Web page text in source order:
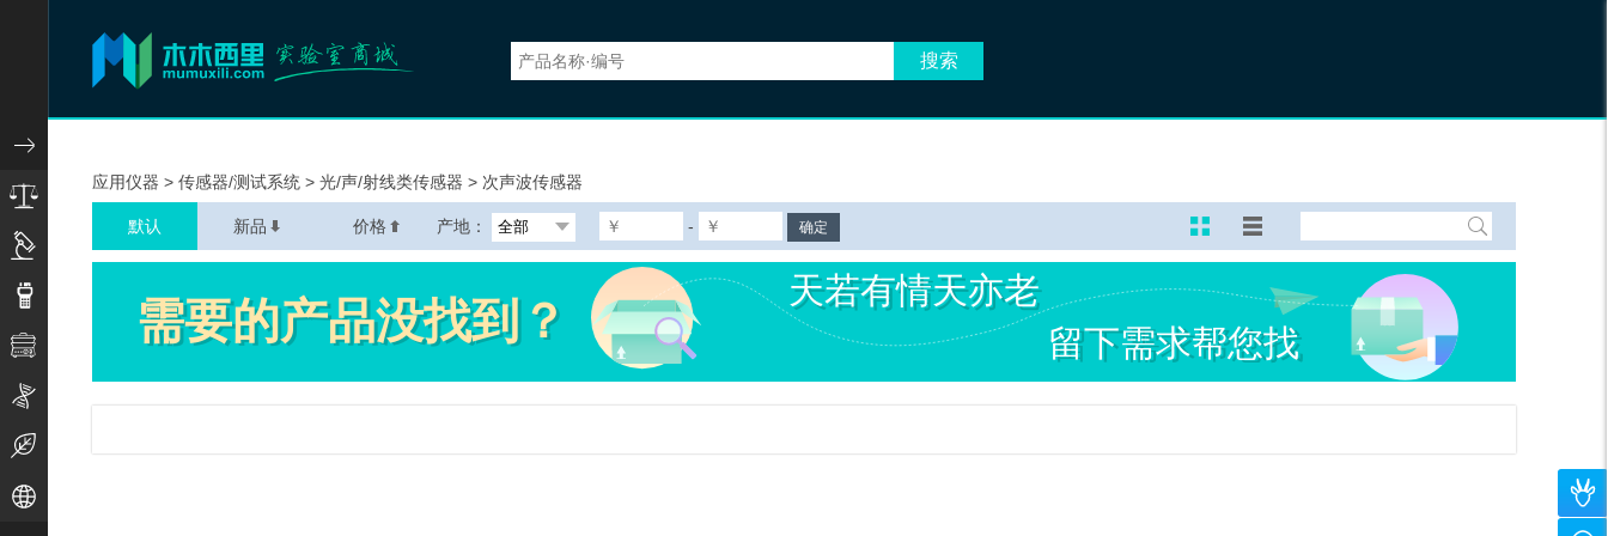
应用仪器 > 传感器/测试系统 > 光/声/射线类传感器 > 次声波传感器
默认 新品 价格 产地： - 确定
个
123
小型通用仪器